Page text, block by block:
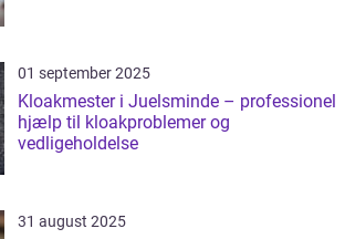
01 september 2025
Kloakmester i Juelsminde – professionel
hjælp til kloakproblemer og
vedligeholdelse
31 august 2025